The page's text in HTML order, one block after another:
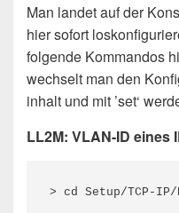
Man landet auf der
hier sofort
folgende Kommandos
wechselt man den
inhalt und mit ’set‘
LL2M: VLAN-ID eines
> cd Setup/TCP-